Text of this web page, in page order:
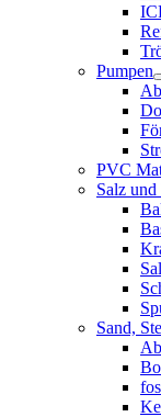
Pumpen
PVC
Salz
Sand,